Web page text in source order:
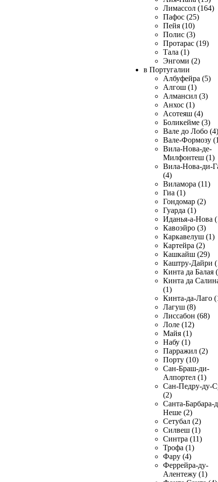
Лимассол (164)
Пафос (25)
Пейя (10)
Полис (3)
Протарас (19)
Тала (1)
Энгоми (2)
в Португалии
Албуфейра (5)
Алгош (1)
Алмансил (3)
Анхос (1)
Асотеяш (4)
Боликейме (3)
Вале до Лобо (4)
Вале-Формозу
Вила-Нова-де-
Милфонтеш (1)
Вила-Нова-ди-
(4)
Виламора (11)
Гиа (1)
Гондомар (2)
Гуарда (1)
Иданья-а-Нова
Кавоэйро (3)
Каркавелуш (1)
Картейра (2)
Кашкайш (29)
Каштру-Дайри
Кинта да Балая
Кинта да
(1)
Кинта-да-Лаго
Лагуш (8)
Лиссабон (68)
Лоле (12)
Майя (1)
Набу (1)
Парражил (2)
Порту (10)
Сан-Браш-ди-
Алпортел (1)
Сан-Педру-ду-
(2)
Санта-Барбара-
Неше (2)
Сетубал (2)
Силвеш (1)
Синтра (11)
Трофа (1)
Фару (4)
Феррейра-ду-
Алентежу (1)